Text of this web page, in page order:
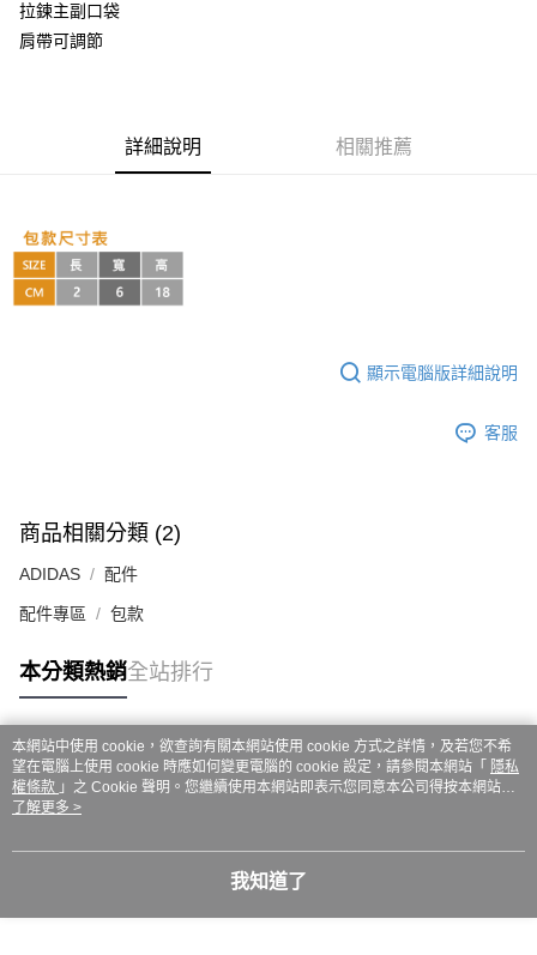
街口支付
１．簡單：不需註冊會員、不需綁卡、不需儲值。
２．便利：只要手機號碼，簡訊認證，即可結帳。
３．安心：先確認商品／服務後，再付款。
結帳頁面，進行簡訊認證並確認金額後，即可完成結帳。
※ 請注意：結帳手續完成當下不需立刻繳費，但若您需要取消訂單，請聯絡
是否繳費成功／繳費後需取消欲退款等相關疑問，請聯繫「AFTEE先享後付
１．透過由恩沛科技股份有限公司提供之「AFTEE先享後付」服務完成之交
權轉讓予恩沛科技股份有限公司。
２．關於個人資料處理事宜，請瀏覽以下網址：
https://aftee.tw/terms/#terms3
３．未成年的使用者請事先徵得法定代理人或監護人之同意方可使用
「AFTEE先享後付」，若未經同意申辦者引起之損失，本公司不負相關責
任。
４．使用「AFTEE先享後付」時，將依據個別帳號之用戶狀況，依本公司即
時審查核予不同之上限額度；若仍有額度不足之情形，本公司將視審查結果
５．嚴禁一人註冊多個帳號或使用他人資訊註冊。若發現惡意使用之情形，
恩沛科技股份有限公司將有權停止該用戶之使用額度並採取法律行動。
運送方式
全家取貨付款
每筆NT$60，滿NT$999(含以上)免運費
每筆NT$60，滿NT$999(含以上)免運費
嘉里大榮宅配
每筆NT$80，滿NT$999(含以上)免運費
拉鍊主副口袋
肩帶可調節
詳細說明 相關推薦
顯示電腦版詳細說明
客服
商品相關分類 (2)
ADIDAS 配件
配件專區 包款
本分類熱銷全站排行
熱門標籤
本網站中使用 cookie，欲查詢有關本網站使用 cookie 方式之詳情，及若您不希
望在電腦上使用 cookie 時應如何變更電腦的 cookie 設定，請參閱本網站「 隱私
權條款 」之 Cookie 聲明。您繼續使用本網站即表示您同意本公司得按本網站使
用條款之 Cookie 聲明使用 cookie。
了解更多 >
我知道了